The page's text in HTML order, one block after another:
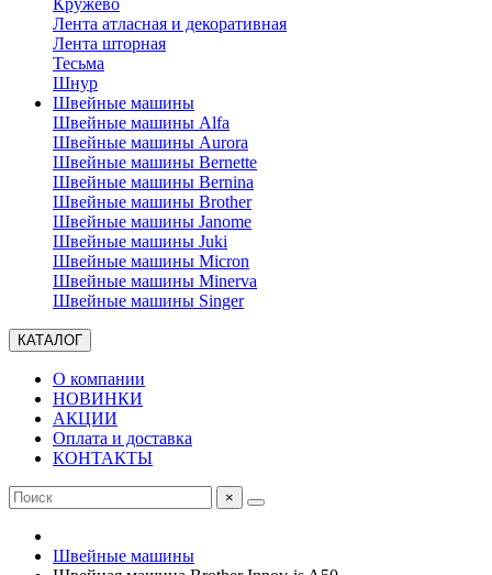
Кружево
Лента aтласная и декоративная
Лента шторная
Тесьма
Шнур
Швейные машины
Швейные машины Alfa
Швейные машины Aurora
Швейные машины Bernette
Швейные машины Bernina
Швейные машины Brother
Швейные машины Janome
Швейные машины Juki
Швейные машины Micron
Швейные машины Minerva
Швейные машины Singer
КАТАЛОГ
О компании
НОВИНКИ
АКЦИИ
Оплата и доставка
КОНТАКТЫ
×
Швейные машины